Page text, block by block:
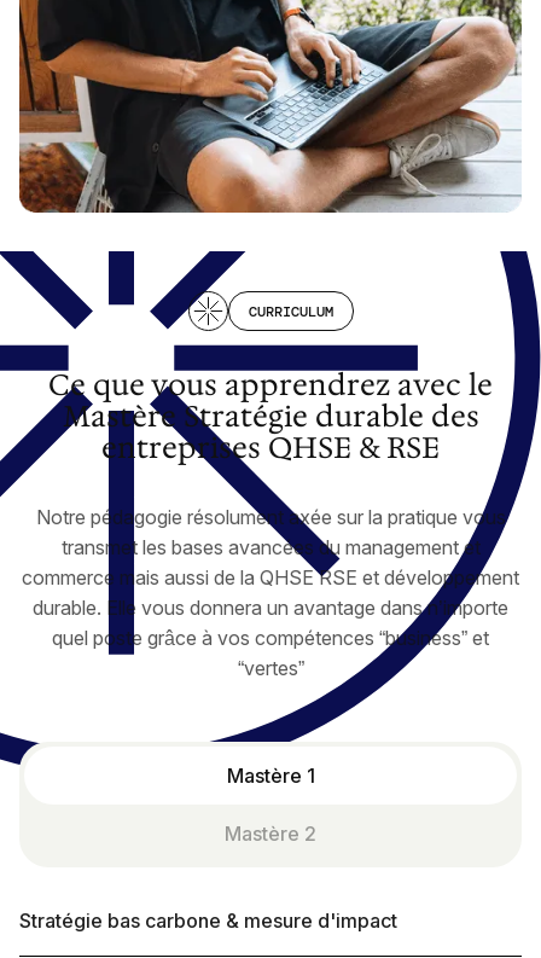
CURRICULUM
Ce que vous apprendrez avec le
Mastère Stratégie durable des
entreprises QHSE & RSE
Notre pédagogie résolument axée sur la pratique vous
transmet les bases avancées du management et
commerce mais aussi de la QHSE RSE et développement
durable. Elle vous donnera un avantage dans n’importe
quel poste grâce à vos compétences “business” et
“vertes”
Mastère 1
Mastère 2
Stratégie bas carbone & mesure d'impact